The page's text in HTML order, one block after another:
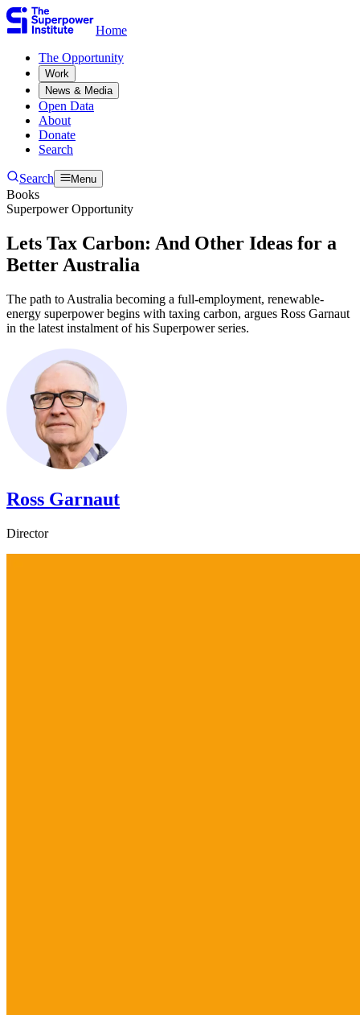
Home
The Opportunity​​​​‌ ‍ ​‍​‍‌‍ ‌ ​‍‌‍‍‌‌‍‌ ‌‍‍‌‌‍ ‍​‍​‍​ ‍‍​‍​‍‌ ​ ‌‍​‌‌‍ ‍‌‍‍‌‌ ‌​‌ ‍‌​‍ ‍‌‍‍‌‌‍ ​‍​‍​‍ ​​‍​‍‌‍‍​‌ ​‍‌‍‌‌‌‍‌‍​‍​‍​ ‍‍​‍​‍‌‍‍​‌ ‌​‌ ‌​‌ ​​​ ‍‍​‍ ​‍ ‌‍ ​‌‍ ‌‍​ ‌‍​‌‌‍ ​‌‍‍​‌‍ ‌ ​ ‌ ‌​​ ‍‍​ ​ ​ ​ ​ ​ ​ ​ ​‍ ‌‍‍‌‌‍ ‍‌ ‌​‌‍‌‌‌‍ ‍‌ ‌​​‍ ‌‍‌‌‌‍‌​‌‍‍‌‌ ‌​​‍ ‌‍ ‌‌‍ ‌‍‌​‌‍‌‌​ ‌‌ ​​‌ ​‍‌‍‌‌‌ ​ ‌‍‌‌‌‍ ‍‌ ‌​‌‍​‌‌ ‌​‌‍‍‌‌‍ ‌‍ ‍​ ‍ ‌‍‍‌‌‍‌​​ ‌​ ​‍​ ‌‍​ ‌‌​ ‌‍​ ​​‌‍‌‌​ ‍​​ ​​​‍ ‌​ ‌ ​ ‌​​ ‌‍​ ‌‌​‍ ‌​ ‌​​ ‍​​ ​ ​ ‍‌​‍ ‌​ ‍​​ ‌‍​ ​‍​ ‍‌​‍ ‌​ ‌‌​ ‌‌​ ‌ ​ ​‍‌‍‌‍​ ‍​​ ​‍​ ‍‌​ ‌‌​ ‍​​ ​​‌‍‌‌​ ‍ ‌ ‌​‌ ‍‌‌ ​​‌‍‌‌​ ‌‌ ​ ‌‍‌‌‌ ‌​‌ ‌​‌‍‍‌‌‍ ‍‌‍‌ ‌ ​ ​ ‍ ‌ ​​‌‍​‌‌ ‌​‌‍‍​​ ‌‌ ​ ‌‍‍‌‌ ‌​‌‍‌‌‌​ ‍‌‍​‌‌ ‌‍‌​‍‌‌ ‌​‌‍‌‌‌‍ ‌‌ ​ ​‍‌‌​ ‌‌‌​​‍‌‌ ‌‍‍ ‌‍‌‌‌ ‍‌​‍‌‌​ ​ ‌​‌​​‍‌‌​ ​ ‌​‌​​‍‌‌​ ​‍​ ​‍‌‍‌‌‌‍​‍‌‍‌‌‌‍​ ‌‍​‍‌‍​‌​ ​​​ ​​​ ​​​ ‌​​ ​​‌‍​ ​‍‌‌​ ​‍​ ​‍​‍‌‌​ ‌‌‌​‌​​‍ ‍‌‍ ​‌‍​‌‌‍​‍‌‍‌‌‌‍ ​​ ‌‍​‍‌‍​‌‌ ​ ‌‍‌‌‌‌‌‌‌ ​‍‌‍ ​​ ‌‌‍‍​‌ ‌​‌ ‌​‌ ​​​‍‌‌​ ​ ‌​​‌​‍‌‌​ ​‍‌​‌‍​‍‌‌​ ​‍‌​‌‍‌‍ ​‌‍ ‌‍​ ‌‍​‌‌‍ ​‌‍‍​‌‍ ‌ ​ ‌ ‌​​‍‌‌​ ​ ‌​​‌​ ​ ​ ​ ​ ​ ​ ​ ​‍‌‍‌‍‍‌‌‍‌​​ ‌​ ​‍​ ‌‍​ ‌‌​ ‌‍​ ​​‌‍‌‌​ ‍​​ ​​​‍ ‌​ ‌ ​ ‌​​ ‌‍​ ‌‌​‍ ‌​ ‌​​ ‍​​ ​ ​ ‍‌​‍ ‌​ ‍​​ ‌‍​ ​‍​ ‍‌​‍ ‌​ ‌‌​ ‌‌​ ‌ ​ ​‍‌‍‌‍​ ‍​​ ​‍​ ‍‌​ ‌‌​ ‍​​ ​​‌‍‌‌​‍‌‍‌ ‌​‌ ‍‌‌ ​​‌‍‌‌​ ‌‌ ​ ‌‍‌‌‌ ‌​‌ ‌​‌‍‍‌‌‍ ‍‌‍‌ ‌ ​ ​‍‌‍‌ ​​‌‍​‌‌ ‌​‌‍‍​​ ‌‌ ​ ‌‍‍‌‌ ‌​‌‍‌‌‌​ ‍‌‍​‌‌ ‌‍‌​‍‌‌ ‌​‌‍‌‌‌‍ ‌‌ ​ ​‍‌‌​ ‌‌‌​​‍‌‌ ‌‍‍ ‌‍‌‌‌ ‍‌​‍‌‌​ ​ ‌​‌​​‍‌‌​ ​ ‌​‌​​‍‌‌​ ​‍​ ​‍‌‍‌‌‌‍​‍‌‍‌‌‌‍​ ‌‍​‍‌‍​‌​ ​​​ ​​​ ​​​ ‌​​ ​​‌‍​ ​‍‌‌​ ​‍​ ​‍​‍‌‌​ ‌‌‌​‌​​‍ ‍‌‍ ​‌‍​‌‌‍​‍‌‍‌‌‌‍ ​​‍‌‍‌ ​​‌‍‌‌‌ ​‍‌ ​ ‌ ​​‌‍‌‌‌‍​ ‌ ‌​‌‍‍‌‌ ‌‍‌‍‌‌​ ‌‌ ​​‌ ‌‌‌‍​‍‌‍ ​‌‍‍‌‌ ​ ‌‍‍​‌‍‌‌‌‍‌​​‍​‍‌ ‌
Work​​​​‌ ‍ ​‍​‍‌‍ ‌ ​‍‌‍‍‌‌‍‌ ‌‍‍‌‌‍ ‍​‍​‍​ ‍‍​‍​‍‌ ​ ‌‍​‌‌‍ ‍‌‍‍‌‌ ‌​‌ ‍‌​‍ ‍‌‍‍‌‌‍ ​‍​‍​‍ ​​‍​‍‌‍‍​‌ ​‍‌‍‌‌‌‍‌‍​‍​‍​ ‍‍​‍​‍‌‍‍​‌ ‌​‌ ‌​‌ ​​​ ‍‍​‍ ​‍ ‌‍ ​‌‍ ‌‍​ ‌‍​‌‌‍ ​‌‍‍​‌‍ ‌ ​ ‌ ‌​​ ‍‍​ ​ ​ ​ ​ ​ ​ ​ ​‍ ‌‍‍‌‌‍ ‍‌ ‌​‌‍‌‌‌‍ ‍‌ ‌​​‍ ‌‍‌‌‌‍‌​‌‍‍‌‌ ‌​​‍ ‌‍ ‌‌‍ ‌‍‌​‌‍‌‌​ ‌‌ ​​‌ ​‍‌‍‌‌‌ ​ ‌‍‌‌‌‍ ‍‌ ‌​‌‍​‌‌ ‌​‌‍‍‌‌‍ ‌‍ ‍​ ‍ ‌‍‍‌‌‍‌​​ ‌​ ​‍​ ‌‍​ ‌‌​ ‌‍​ ​​‌‍‌‌​ ‍​​ ​​​‍ ‌​ ‌ ​ ‌​​ ‌‍​ ‌‌​‍ ‌​ ‌​​ ‍​​ ​ ​ ‍‌​‍ ‌​ ‍​​ ‌‍​ ​‍​ ‍‌​‍ ‌​ ‌‌​ ‌‌​ ‌ ​ ​‍‌‍‌‍​ ‍​​ ​‍​ ‍‌​ ‌‌​ ‍​​ ​​‌‍‌‌​ ‍ ‌ ‌​‌ ‍‌‌ ​​‌‍‌‌​ ‌‌ ​ ‌‍‌‌‌ ‌​‌ ‌​‌‍‍‌‌‍ ‍‌‍‌ ‌ ​ ​ ‍ ‌ ​​‌‍​‌‌ ‌​‌‍‍​​ ‌‌ ​ ‌‍‍‌‌ ‌​‌‍‌‌‌​ ‍‌‍​‌‌ ‌‍‌​‍‌‌ ‌​‌‍‌‌‌‍ ‌‌ ​ ​‍‌‌​ ‌‌‌​​‍‌‌ ‌‍‍ ‌‍‌‌‌ ‍‌​‍‌‌​ ​ ‌​‌​​‍‌‌​ ​ ‌​‌​​‍‌‌​ ​‍​ ​‍​ ‌‌​ ​​‌‍‌‍‌‍​‌‌‍‌​​ ‌‌​ ‌ ‌‍‌‍​ ‌ ‌‍​‌‌‍‌‌​ ​‍​ ‌ ​ ‌​‌‍‌‌​ ‍‌‌‍​ ​ ​​‌‍‌​​ ‍‌​ ​ ​ ‌‌​ ‌‌​ ​‍​ ‌ ​ ‌ ​ ‌‌‌‍‌​‌‍​‌​ ‍‌​ ​​​ ‌ ​‍‌‌​ ​‍​ ​‍​‍‌‌​ ‌‌‌​‌​​‍ ‍‌‍ ​‌‍​‌‌‍​‍‌‍‌‌‌‍ ​​ ‌‍​‍‌‍​‌‌ ​ ‌‍‌‌‌‌‌‌‌ ​‍‌‍ ​​ ‌‌‍‍​‌ ‌​‌ ‌​‌ ​​​‍‌‌​ ​ ‌​​‌​‍‌‌​ ​‍‌​‌‍​‍‌‌​ ​‍‌​‌‍‌‍ ​‌‍ ‌‍​ ‌‍​‌‌‍ ​‌‍‍​‌‍ ‌ ​ ‌ ‌​​‍‌‌​ ​ ‌​​‌​ ​ ​ ​ ​ ​ ​ ​ ​‍‌‍‌‍‍‌‌‍‌​​ ‌​ ​‍​ ‌‍​ ‌‌​ ‌‍​ ​​‌‍‌‌​ ‍​​ ​​​‍ ‌​ ‌ ​ ‌​​ ‌‍​ ‌‌​‍ ‌​ ‌​​ ‍​​ ​ ​ ‍‌​‍ ‌​ ‍​​ ‌‍​ ​‍​ ‍‌​‍ ‌​ ‌‌​ ‌‌​ ‌ ​ ​‍‌‍‌‍​ ‍​​ ​‍​ ‍‌​ ‌‌​ ‍​​ ​​‌‍‌‌​‍‌‍‌ ‌​‌ ‍‌‌ ​​‌‍‌‌​ ‌‌ ​ ‌‍‌‌‌ ‌​‌ ‌​‌‍‍‌‌‍ ‍‌‍‌ ‌ ​ ​‍‌‍‌ ​​‌‍​‌‌ ‌​‌‍‍​​ ‌‌ ​ ‌‍‍‌‌ ‌​‌‍‌‌‌​ ‍‌‍​‌‌ ‌‍‌​‍‌‌ ‌​‌‍‌‌‌‍ ‌‌ ​ ​‍‌‌​ ‌‌‌​​‍‌‌ ‌‍‍ ‌‍‌‌‌ ‍‌​‍‌‌​ ​ ‌​‌​​‍‌‌​ ​ ‌​‌​​‍‌‌​ ​‍​ ​‍​ ‌‌​ ​​‌‍‌‍‌‍​‌‌‍‌​​ ‌‌​ ‌ ‌‍‌‍​ ‌ ‌‍​‌‌‍‌‌​ ​‍​ ‌ ​ ‌​‌‍‌‌​ ‍‌‌‍​ ​ ​​‌‍‌​​ ‍‌​ ​ ​ ‌‌​ ‌‌​ ​‍​ ‌ ​ ‌ ​ ‌‌‌‍‌​‌‍​‌​ ‍‌​ ​​​ ‌ ​‍‌‌​ ​‍​ ​‍​‍‌‌​ ‌‌‌​‌​​‍ ‍‌‍ ​‌‍​‌‌‍​‍‌‍‌‌‌‍ ​​‍‌‍‌ ​​‌‍‌‌‌ ​‍‌ ​ ‌ ​​‌‍‌‌‌‍​ ‌ ‌​‌‍‍‌‌ ‌‍‌‍‌‌​ ‌‌ ​​‌ ‌‌‌‍​‍‌‍ ​‌‍‍‌‌ ​ ‌‍‍​‌‍‌‌‌‍‌​​‍​‍‌ ‌
News & Media​​​​‌ ‍ ​‍​‍‌‍ ‌ ​‍‌‍‍‌‌‍‌ ‌‍‍‌‌‍ ‍​‍​‍​ ‍‍​‍​‍‌ ​ ‌‍​‌‌‍ ‍‌‍‍‌‌ ‌​‌ ‍‌​‍ ‍‌‍‍‌‌‍ ​‍​‍​‍ ​​‍​‍‌‍‍​‌ ​‍‌‍‌‌‌‍‌‍​‍​‍​ ‍‍​‍​‍‌‍‍​‌ ‌​‌ ‌​‌ ​​​ ‍‍​‍ ​‍ ‌‍ ​‌‍ ‌‍​ ‌‍​‌‌‍ ​‌‍‍​‌‍ ‌ ​ ‌ ‌​​ ‍‍​ ​ ​ ​ ​ ​ ​ ​ ​‍ ‌‍‍‌‌‍ ‍‌ ‌​‌‍‌‌‌‍ ‍‌ ‌​​‍ ‌‍‌‌‌‍‌​‌‍‍‌‌ ‌​​‍ ‌‍ ‌‌‍ ‌‍‌​‌‍‌‌​ ‌‌ ​​‌ ​‍‌‍‌‌‌ ​ ‌‍‌‌‌‍ ‍‌ ‌​‌‍​‌‌ ‌​‌‍‍‌‌‍ ‌‍ ‍​ ‍ ‌‍‍‌‌‍‌​​ ‌​ ​‍​ ‌‍​ ‌‌​ ‌‍​ ​​‌‍‌‌​ ‍​​ ​​​‍ ‌​ ‌ ​ ‌​​ ‌‍​ ‌‌​‍ ‌​ ‌​​ ‍​​ ​ ​ ‍‌​‍ ‌​ ‍​​ ‌‍​ ​‍​ ‍‌​‍ ‌​ ‌‌​ ‌‌​ ‌ ​ ​‍‌‍‌‍​ ‍​​ ​‍​ ‍‌​ ‌‌​ ‍​​ ​​‌‍‌‌​ ‍ ‌ ‌​‌ ‍‌‌ ​​‌‍‌‌​ ‌‌ ​ ‌‍‌‌‌ ‌​‌ ‌​‌‍‍‌‌‍ ‍‌‍‌ ‌ ​ ​ ‍ ‌ ​​‌‍​‌‌ ‌​‌‍‍​​ ‌‌ ​ ‌‍‍‌‌ ‌​‌‍‌‌‌​ ‍‌‍​‌‌ ‌‍‌​‍‌‌ ‌​‌‍‌‌‌‍ ‌‌ ​ ​‍‌‌​ ‌‌‌​​‍‌‌ ‌‍‍ ‌‍‌‌‌ ‍‌​‍‌‌​ ​ ‌​‌​​‍‌‌​ ​ ‌​‌​​‍‌‌​ ​‍​ ​‍​ ​​​ ​ ​ ‌‌​ ‍‌​ ‌‍‌‍‌‌‌‍‌​‌‍‌‌​ ‍​​ ​​​ ‌ ​ ‌‌​‍‌‌​ ​‍​ ​‍​‍‌‌​ ‌‌‌​‌​​‍ ‍‌‍ ​‌‍​‌‌‍​‍‌‍‌‌‌‍ ​​ ‌‍​‍‌‍​‌‌ ​ ‌‍‌‌‌‌‌‌‌ ​‍‌‍ ​​ ‌‌‍‍​‌ ‌​‌ ‌​‌ ​​​‍‌‌​ ​ ‌​​‌​‍‌‌​ ​‍‌​‌‍​‍‌‌​ ​‍‌​‌‍‌‍ ​‌‍ ‌‍​ ‌‍​‌‌‍ ​‌‍‍​‌‍ ‌ ​ ‌ ‌​​‍‌‌​ ​ ‌​​‌​ ​ ​ ​ ​ ​ ​ ​ ​‍‌‍‌‍‍‌‌‍‌​​ ‌​ ​‍​ ‌‍​ ‌‌​ ‌‍​ ​​‌‍‌‌​ ‍​​ ​​​‍ ‌​ ‌ ​ ‌​​ ‌‍​ ‌‌​‍ ‌​ ‌​​ ‍​​ ​ ​ ‍‌​‍ ‌​ ‍​​ ‌‍​ ​‍​ ‍‌​‍ ‌​ ‌‌​ ‌‌​ ‌ ​ ​‍‌‍‌‍​ ‍​​ ​‍​ ‍‌​ ‌‌​ ‍​​ ​​‌‍‌‌​‍‌‍‌ ‌​‌ ‍‌‌ ​​‌‍‌‌​ ‌‌ ​ ‌‍‌‌‌ ‌​‌ ‌​‌‍‍‌‌‍ ‍‌‍‌ ‌ ​ ​‍‌‍‌ ​​‌‍​‌‌ ‌​‌‍‍​​ ‌‌ ​ ‌‍‍‌‌ ‌​‌‍‌‌‌​ ‍‌‍​‌‌ ‌‍‌​‍‌‌ ‌​‌‍‌‌‌‍ ‌‌ ​ ​‍‌‌​ ‌‌‌​​‍‌‌ ‌‍‍ ‌‍‌‌‌ ‍‌​‍‌‌​ ​ ‌​‌​​‍‌‌​ ​ ‌​‌​​‍‌‌​ ​‍​ ​‍​ ​​​ ​ ​ ‌‌​ ‍‌​ ‌‍‌‍‌‌‌‍‌​‌‍‌‌​ ‍​​ ​​​ ‌ ​ ‌‌​‍‌‌​ ​‍​ ​‍​‍‌‌​ ‌‌‌​‌​​‍ ‍‌‍ ​‌‍​‌‌‍​‍‌‍‌‌‌‍ ​​‍‌‍‌ ​​‌‍‌‌‌ ​‍‌ ​ ‌ ​​‌‍‌‌‌‍​ ‌ ‌​‌‍‍‌‌ ‌‍‌‍‌‌​ ‌‌ ​​‌ ‌‌‌‍​‍‌‍ ​‌‍‍‌‌ ​ ‌‍‍​‌‍‌‌‌‍‌​​‍​‍‌ ‌
Open Data​​​​‌ ‍ ​‍​‍‌‍ ‌ ​‍‌‍‍‌‌‍‌ ‌‍‍‌‌‍ ‍​‍​‍​ ‍‍​‍​‍‌ ​ ‌‍​‌‌‍ ‍‌‍‍‌‌ ‌​‌ ‍‌​‍ ‍‌‍‍‌‌‍ ​‍​‍​‍ ​​‍​‍‌‍‍​‌ ​‍‌‍‌‌‌‍‌‍​‍​‍​ ‍‍​‍​‍‌‍‍​‌ ‌​‌ ‌​‌ ​​​ ‍‍​‍ ​‍ ‌‍ ​‌‍ ‌‍​ ‌‍​‌‌‍ ​‌‍‍​‌‍ ‌ ​ ‌ ‌​​ ‍‍​ ​ ​ ​ ​ ​ ​ ​ ​‍ ‌‍‍‌‌‍ ‍‌ ‌​‌‍‌‌‌‍ ‍‌ ‌​​‍ ‌‍‌‌‌‍‌​‌‍‍‌‌ ‌​​‍ ‌‍ ‌‌‍ ‌‍‌​‌‍‌‌​ ‌‌ ​​‌ ​‍‌‍‌‌‌ ​ ‌‍‌‌‌‍ ‍‌ ‌​‌‍​‌‌ ‌​‌‍‍‌‌‍ ‌‍ ‍​ ‍ ‌‍‍‌‌‍‌​​ ‌​ ​‍​ ‌‍​ ‌‌​ ‌‍​ ​​‌‍‌‌​ ‍​​ ​​​‍ ‌​ ‌ ​ ‌​​ ‌‍​ ‌‌​‍ ‌​ ‌​​ ‍​​ ​ ​ ‍‌​‍ ‌​ ‍​​ ‌‍​ ​‍​ ‍‌​‍ ‌​ ‌‌​ ‌‌​ ‌ ​ ​‍‌‍‌‍​ ‍​​ ​‍​ ‍‌​ ‌‌​ ‍​​ ​​‌‍‌‌​ ‍ ‌ ‌​‌ ‍‌‌ ​​‌‍‌‌​ ‌‌ ​ ‌‍‌‌‌ ‌​‌ ‌​‌‍‍‌‌‍ ‍‌‍‌ ‌ ​ ​ ‍ ‌ ​​‌‍​‌‌ ‌​‌‍‍​​ ‌‌ ​ ‌‍‍‌‌ ‌​‌‍‌‌‌​ ‍‌‍​‌‌ ‌‍‌​‍‌‌ ‌​‌‍‌‌‌‍ ‌‌ ​ ​‍‌‌​ ‌‌‌​​‍‌‌ ‌‍‍ ‌‍‌‌‌ ‍‌​‍‌‌​ ​ ‌​‌​​‍‌‌​ ​ ‌​‌​​‍‌‌​ ​‍​ ​‍​ ‍​‌‍‌‍‌‍‌​​ ​ ​ ‍​‌‍​‍‌‍‌‌‌‍​ ​ ​‍‌‍​‍​ ‍‌​ ​ ​‍‌‌​ ​‍​ ​‍​‍‌‌​ ‌‌‌​‌​​‍ ‍‌‍ ​‌‍​‌‌‍​‍‌‍‌‌‌‍ ​​ ‌‍​‍‌‍​‌‌ ​ ‌‍‌‌‌‌‌‌‌ ​‍‌‍ ​​ ‌‌‍‍​‌ ‌​‌ ‌​‌ ​​​‍‌‌​ ​ ‌​​‌​‍‌‌​ ​‍‌​‌‍​‍‌‌​ ​‍‌​‌‍‌‍ ​‌‍ ‌‍​ ‌‍​‌‌‍ ​‌‍‍​‌‍ ‌ ​ ‌ ‌​​‍‌‌​ ​ ‌​​‌​ ​ ​ ​ ​ ​ ​ ​ ​‍‌‍‌‍‍‌‌‍‌​​ ‌​ ​‍​ ‌‍​ ‌‌​ ‌‍​ ​​‌‍‌‌​ ‍​​ ​​​‍ ‌​ ‌ ​ ‌​​ ‌‍​ ‌‌​‍ ‌​ ‌​​ ‍​​ ​ ​ ‍‌​‍ ‌​ ‍​​ ‌‍​ ​‍​ ‍‌​‍ ‌​ ‌‌​ ‌‌​ ‌ ​ ​‍‌‍‌‍​ ‍​​ ​‍​ ‍‌​ ‌‌​ ‍​​ ​​‌‍‌‌​‍‌‍‌ ‌​‌ ‍‌‌ ​​‌‍‌‌​ ‌‌ ​ ‌‍‌‌‌ ‌​‌ ‌​‌‍‍‌‌‍ ‍‌‍‌ ‌ ​ ​‍‌‍‌ ​​‌‍​‌‌ ‌​‌‍‍​​ ‌‌ ​ ‌‍‍‌‌ ‌​‌‍‌‌‌​ ‍‌‍​‌‌ ‌‍‌​‍‌‌ ‌​‌‍‌‌‌‍ ‌‌ ​ ​‍‌‌​ ‌‌‌​​‍‌‌ ‌‍‍ ‌‍‌‌‌ ‍‌​‍‌‌​ ​ ‌​‌​​‍‌‌​ ​ ‌​‌​​‍‌‌​ ​‍​ ​‍​ ‍​‌‍‌‍‌‍‌​​ ​ ​ ‍​‌‍​‍‌‍‌‌‌‍​ ​ ​‍‌‍​‍​ ‍‌​ ​ ​‍‌‌​ ​‍​ ​‍​‍‌‌​ ‌‌‌​‌​​‍ ‍‌‍ ​‌‍​‌‌‍​‍‌‍‌‌‌‍ ​​‍‌‍‌ ​​‌‍‌‌‌ ​‍‌ ​ ‌ ​​‌‍‌‌‌‍​ ‌ ‌​‌‍‍‌‌ ‌‍‌‍‌‌​ ‌‌ ​​‌ ‌‌‌‍​‍‌‍ ​‌‍‍‌‌ ​ ‌‍‍​‌‍‌‌‌‍‌​​‍​‍‌ ‌
About​​​​‌ ‍ ​‍​‍‌‍ ‌ ​‍‌‍‍‌‌‍‌ ‌‍‍‌‌‍ ‍​‍​‍​ ‍‍​‍​‍‌ ​ ‌‍​‌‌‍ ‍‌‍‍‌‌ ‌​‌ ‍‌​‍ ‍‌‍‍‌‌‍ ​‍​‍​‍ ​​‍​‍‌‍‍​‌ ​‍‌‍‌‌‌‍‌‍​‍​‍​ ‍‍​‍​‍‌‍‍​‌ ‌​‌ ‌​‌ ​​​ ‍‍​‍ ​‍ ‌‍ ​‌‍ ‌‍​ ‌‍​‌‌‍ ​‌‍‍​‌‍ ‌ ​ ‌ ‌​​ ‍‍​ ​ ​ ​ ​ ​ ​ ​ ​‍ ‌‍‍‌‌‍ ‍‌ ‌​‌‍‌‌‌‍ ‍‌ ‌​​‍ ‌‍‌‌‌‍‌​‌‍‍‌‌ ‌​​‍ ‌‍ ‌‌‍ ‌‍‌​‌‍‌‌​ ‌‌ ​​‌ ​‍‌‍‌‌‌ ​ ‌‍‌‌‌‍ ‍‌ ‌​‌‍​‌‌ ‌​‌‍‍‌‌‍ ‌‍ ‍​ ‍ ‌‍‍‌‌‍‌​​ ‌​ ​‍​ ‌‍​ ‌‌​ ‌‍​ ​​‌‍‌‌​ ‍​​ ​​​‍ ‌​ ‌ ​ ‌​​ ‌‍​ ‌‌​‍ ‌​ ‌​​ ‍​​ ​ ​ ‍‌​‍ ‌​ ‍​​ ‌‍​ ​‍​ ‍‌​‍ ‌​ ‌‌​ ‌‌​ ‌ ​ ​‍‌‍‌‍​ ‍​​ ​‍​ ‍‌​ ‌‌​ ‍​​ ​​‌‍‌‌​ ‍ ‌ ‌​‌ ‍‌‌ ​​‌‍‌‌​ ‌‌ ​ ‌‍‌‌‌ ‌​‌ ‌​‌‍‍‌‌‍ ‍‌‍‌ ‌ ​ ​ ‍ ‌ ​​‌‍​‌‌ ‌​‌‍‍​​ ‌‌ ​ ‌‍‍‌‌ ‌​‌‍‌‌‌​ ‍‌‍​‌‌ ‌‍‌​‍‌‌ ‌​‌‍‌‌‌‍ ‌‌ ​ ​‍‌‌​ ‌‌‌​​‍‌‌ ‌‍‍ ‌‍‌‌‌ ‍‌​‍‌‌​ ​ ‌​‌​​‍‌‌​ ​ ‌​‌​​‍‌‌​ ​‍​ ​‍​ ‌‍​ ​ ‌‍‌‌‌‍​‌‌‍​‍‌‍‌​‌‍‌‌​ ​​​ ‌‍​ ‌ ​ ‌ ​ ‌‌​‍‌‌​ ​‍​ ​‍​‍‌‌​ ‌‌‌​‌​​‍ ‍‌‍ ​‌‍​‌‌‍​‍‌‍‌‌‌‍ ​​ ‌‍​‍‌‍​‌‌ ​ ‌‍‌‌‌‌‌‌‌ ​‍‌‍ ​​ ‌‌‍‍​‌ ‌​‌ ‌​‌ ​​​‍‌‌​ ​ ‌​​‌​‍‌‌​ ​‍‌​‌‍​‍‌‌​ ​‍‌​‌‍‌‍ ​‌‍ ‌‍​ ‌‍​‌‌‍ ​‌‍‍​‌‍ ‌ ​ ‌ ‌​​‍‌‌​ ​ ‌​​‌​ ​ ​ ​ ​ ​ ​ ​ ​‍‌‍‌‍‍‌‌‍‌​​ ‌​ ​‍​ ‌‍​ ‌‌​ ‌‍​ ​​‌‍‌‌​ ‍​​ ​​​‍ ‌​ ‌ ​ ‌​​ ‌‍​ ‌‌​‍ ‌​ ‌​​ ‍​​ ​ ​ ‍‌​‍ ‌​ ‍​​ ‌‍​ ​‍​ ‍‌​‍ ‌​ ‌‌​ ‌‌​ ‌ ​ ​‍‌‍‌‍​ ‍​​ ​‍​ ‍‌​ ‌‌​ ‍​​ ​​‌‍‌‌​‍‌‍‌ ‌​‌ ‍‌‌ ​​‌‍‌‌​ ‌‌ ​ ‌‍‌‌‌ ‌​‌ ‌​‌‍‍‌‌‍ ‍‌‍‌ ‌ ​ ​‍‌‍‌ ​​‌‍​‌‌ ‌​‌‍‍​​ ‌‌ ​ ‌‍‍‌‌ ‌​‌‍‌‌‌​ ‍‌‍​‌‌ ‌‍‌​‍‌‌ ‌​‌‍‌‌‌‍ ‌‌ ​ ​‍‌‌​ ‌‌‌​​‍‌‌ ‌‍‍ ‌‍‌‌‌ ‍‌​‍‌‌​ ​ ‌​‌​​‍‌‌​ ​ ‌​‌​​‍‌‌​ ​‍​ ​‍​ ‌‍​ ​ ‌‍‌‌‌‍​‌‌‍​‍‌‍‌​‌‍‌‌​ ​​​ ‌‍​ ‌ ​ ‌ ​ ‌‌​‍‌‌​ ​‍​ ​‍​‍‌‌​ ‌‌‌​‌​​‍ ‍‌‍ ​‌‍​‌‌‍​‍‌‍‌‌‌‍ ​​‍‌‍‌ ​​‌‍‌‌‌ ​‍‌ ​ ‌ ​​‌‍‌‌‌‍​ ‌ ‌​‌‍‍‌‌ ‌‍‌‍‌‌​ ‌‌ ​​‌ ‌‌‌‍​‍‌‍ ​‌‍‍‌‌ ​ ‌‍‍​‌‍‌‌‌‍‌​​‍​‍‌ ‌
Donate​​​​‌ ‍ ​‍​‍‌‍ ‌ ​‍‌‍‍‌‌‍‌ ‌‍‍‌‌‍ ‍​‍​‍​ ‍‍​‍​‍‌ ​ ‌‍​‌‌‍ ‍‌‍‍‌‌ ‌​‌ ‍‌​‍ ‍‌‍‍‌‌‍ ​‍​‍​‍ ​​‍​‍‌‍‍​‌ ​‍‌‍‌‌‌‍‌‍​‍​‍​ ‍‍​‍​‍‌‍‍​‌ ‌​‌ ‌​‌ ​​​ ‍‍​‍ ​‍ ‌‍ ​‌‍ ‌‍​ ‌‍​‌‌‍ ​‌‍‍​‌‍ ‌ ​ ‌ ‌​​ ‍‍​ ​ ​ ​ ​ ​ ​ ​ ​‍ ‌‍‍‌‌‍ ‍‌ ‌​‌‍‌‌‌‍ ‍‌ ‌​​‍ ‌‍‌‌‌‍‌​‌‍‍‌‌ ‌​​‍ ‌‍ ‌‌‍ ‌‍‌​‌‍‌‌​ ‌‌ ​​‌ ​‍‌‍‌‌‌ ​ ‌‍‌‌‌‍ ‍‌ ‌​‌‍​‌‌ ‌​‌‍‍‌‌‍ ‌‍ ‍​ ‍ ‌‍‍‌‌‍‌​​ ‌​ ​‍​ ‌‍​ ‌‌​ ‌‍​ ​​‌‍‌‌​ ‍​​ ​​​‍ ‌​ ‌ ​ ‌​​ ‌‍​ ‌‌​‍ ‌​ ‌​​ ‍​​ ​ ​ ‍‌​‍ ‌​ ‍​​ ‌‍​ ​‍​ ‍‌​‍ ‌​ ‌‌​ ‌‌​ ‌ ​ ​‍‌‍‌‍​ ‍​​ ​‍​ ‍‌​ ‌‌​ ‍​​ ​​‌‍‌‌​ ‍ ‌ ‌​‌ ‍‌‌ ​​‌‍‌‌​ ‌‌ ​ ‌‍‌‌‌ ‌​‌ ‌​‌‍‍‌‌‍ ‍‌‍‌ ‌ ​ ​ ‍ ‌ ​​‌‍​‌‌ ‌​‌‍‍​​ ‌‌ ​ ‌‍‍‌‌ ‌​‌‍‌‌‌​ ‍‌‍​‌‌ ‌‍‌​‍‌‌ ‌​‌‍‌‌‌‍ ‌‌ ​ ​‍‌‌​ ‌‌‌​​‍‌‌ ‌‍‍ ‌‍‌‌‌ ‍‌​‍‌‌​ ​ ‌​‌​​‍‌‌​ ​ ‌​‌​​‍‌‌​ ​‍​ ​‍​ ‌​​ ‍‌​ ‌‍​ ​ ​ ‍​‌‍​ ​ ‌‌​ ​‍‌‍‌‌​ ​‍​ ‌‌‌‍‌‌​‍‌‌​ ​‍​ ​‍​‍‌‌​ ‌‌‌​‌​​‍ ‍‌‍ ​‌‍​‌‌‍​‍‌‍‌‌‌‍ ​​ ‌‍​‍‌‍​‌‌ ​ ‌‍‌‌‌‌‌‌‌ ​‍‌‍ ​​ ‌‌‍‍​‌ ‌​‌ ‌​‌ ​​​‍‌‌​ ​ ‌​​‌​‍‌‌​ ​‍‌​‌‍​‍‌‌​ ​‍‌​‌‍‌‍ ​‌‍ ‌‍​ ‌‍​‌‌‍ ​‌‍‍​‌‍ ‌ ​ ‌ ‌​​‍‌‌​ ​ ‌​​‌​ ​ ​ ​ ​ ​ ​ ​ ​‍‌‍‌‍‍‌‌‍‌​​ ‌​ ​‍​ ‌‍​ ‌‌​ ‌‍​ ​​‌‍‌‌​ ‍​​ ​​​‍ ‌​ ‌ ​ ‌​​ ‌‍​ ‌‌​‍ ‌​ ‌​​ ‍​​ ​ ​ ‍‌​‍ ‌​ ‍​​ ‌‍​ ​‍​ ‍‌​‍ ‌​ ‌‌​ ‌‌​ ‌ ​ ​‍‌‍‌‍​ ‍​​ ​‍​ ‍‌​ ‌‌​ ‍​​ ​​‌‍‌‌​‍‌‍‌ ‌​‌ ‍‌‌ ​​‌‍‌‌​ ‌‌ ​ ‌‍‌‌‌ ‌​‌ ‌​‌‍‍‌‌‍ ‍‌‍‌ ‌ ​ ​‍‌‍‌ ​​‌‍​‌‌ ‌​‌‍‍​​ ‌‌ ​ ‌‍‍‌‌ ‌​‌‍‌‌‌​ ‍‌‍​‌‌ ‌‍‌​‍‌‌ ‌​‌‍‌‌‌‍ ‌‌ ​ ​‍‌‌​ ‌‌‌​​‍‌‌ ‌‍‍ ‌‍‌‌‌ ‍‌​‍‌‌​ ​ ‌​‌​​‍‌‌​ ​ ‌​‌​​‍‌‌​ ​‍​ ​‍​ ‌​​ ‍‌​ ‌‍​ ​ ​ ‍​‌‍​ ​ ‌‌​ ​‍‌‍‌‌​ ​‍​ ‌‌‌‍‌‌​‍‌‌​ ​‍​ ​‍​‍‌‌​ ‌‌‌​‌​​‍ ‍‌‍ ​‌‍​‌‌‍​‍‌‍‌‌‌‍ ​​‍‌‍‌ ​​‌‍‌‌‌ ​‍‌ ​ ‌ ​​‌‍‌‌‌‍​ ‌ ‌​‌‍‍‌‌ ‌‍‌‍‌‌​ ‌‌ ​​‌ ‌‌‌‍​‍‌‍ ​‌‍‍‌‌ ​ ‌‍‍​‌‍‌‌‌‍‌​​‍​‍‌ ‌
Search
Search Menu
Books
Superpower Opportunity​​​​‌ ‍ ​‍​‍‌‍ ‌ ​‍‌‍‍‌‌‍‌ ‌‍‍‌‌‍ ‍​‍​‍​ ‍‍​‍​‍‌ ​ ‌‍​‌‌‍ ‍‌‍‍‌‌ ‌​‌ ‍‌​‍ ‍‌‍‍‌‌‍ ​‍​‍​‍ ​​‍​‍‌‍‍​‌ ​‍‌‍‌‌‌‍‌‍​‍​‍​ ‍‍​‍​‍‌‍‍​‌ ‌​‌ ‌​‌ ​​​ ‍‍​‍ ​‍ ‌‍ ​‌‍ ‌‍​ ‌‍​‌‌‍ ​‌‍‍​‌‍ ‌ ​ ‌ ‌​​ ‍‍​ ​ ​ ​ ​ ​ ​ ​ ​‍ ‌‍‍‌‌‍ ‍‌ ‌​‌‍‌‌‌‍ ‍‌ ‌​​‍ ‌‍‌‌‌‍‌​‌‍‍‌‌ ‌​​‍ ‌‍ ‌‌‍ ‌‍‌​‌‍‌‌​ ‌‌ ​​‌ ​‍‌‍‌‌‌ ​ ‌‍‌‌‌‍ ‍‌ ‌​‌‍​‌‌ ‌​‌‍‍‌‌‍ ‌‍ ‍​ ‍ ‌‍‍‌‌‍‌​​ ‌‌‍‌‌​ ‌‍‌‍​‌‌‍‌‍​ ‌‍‌‍​‌‌‍‌‌​ ‌​​‍ ‌​ ‍‌​ ‍‌‌‍​‌​ ‌​​‍ ‌​ ‌​‌‍​ ​ ‌‌​ ‌‌​‍ ‌‌‍​‍‌‍​‌​ ‌‌‌‍​‌​‍ ‌‌‍​ ​ ​ ​ ‌ ‌‍​‌‌‍​‌‌‍​ ‌‍‌‍​ ​​​ ‌ ‌‍‌​‌‍​‌‌‍‌‌​ ‍ ‌ ‌​‌ ‍‌‌ ​​‌‍‌‌​ ‌‌ ‌​‌‍‍​‌‍‌‌‌‍ ‌‌‍‌‌​ ‍ ‌ ​​‌‍​‌‌ ‌​‌‍‍​​ ‌‌‍ ‍‌‍​‌‌‍ ‌‌‍‌‌​ ‌‍​‍‌‍​‌‌ ​ ‌‍‌‌‌‌‌‌‌ ​‍‌‍ ​​ ‌‌‍‍​‌ ‌​‌ ‌​‌ ​​​‍‌‌​ ​ ‌​​‌​‍‌‌​ ​‍‌​‌‍​‍‌‌​ ​‍‌​‌‍‌‍ ​‌‍ ‌‍​ ‌‍​‌‌‍ ​‌‍‍​‌‍ ‌ ​ ‌ ‌​​‍‌‌​ ​ ‌​​‌​ ​ ​ ​ ​ ​ ​ ​ ​‍‌‍‌‍‍‌‌‍‌​​ ‌‌‍‌‌​ ‌‍‌‍​‌‌‍‌‍​ ‌‍‌‍​‌‌‍‌‌​ ‌​​‍ ‌​ ‍‌​ ‍‌‌‍​‌​ ‌​​‍ ‌​ ‌​‌‍​ ​ ‌‌​ ‌‌​‍ ‌‌‍​‍‌‍​‌​ ‌‌‌‍​‌​‍ ‌‌‍​ ​ ​ ​ ‌ ‌‍​‌‌‍​‌‌‍​ ‌‍‌‍​ ​​​ ‌ ‌‍‌​‌‍​‌‌‍‌‌​‍‌‍‌ ‌​‌ ‍‌‌ ​​‌‍‌‌​ ‌‌ ‌​‌‍‍​‌‍‌‌‌‍ ‌‌‍‌‌​‍‌‍‌ ​​‌‍​‌‌ ‌​‌‍‍​​ ‌‌‍ ‍‌‍​‌‌‍ ‌‌‍‌‌​‍‌‍‌ ​​‌‍‌‌‌ ​‍‌ ​ ‌ ​​‌‍‌‌‌‍​ ‌ ‌​‌‍‍‌‌ ‌‍‌‍‌‌​ ‌‌ ​​‌ ‌‌‌‍​‍‌‍ ​‌‍‍‌‌ ​ ‌‍‍​‌‍‌‌‌‍‌​​‍​‍‌ ‌
Lets Tax Carbon: And Other Ideas for a
Better Australia​​​​‌ ‍ ​‍​‍‌‍ ‌ ​‍‌‍‍‌‌‍‌ ‌‍‍‌‌‍ ‍​‍​‍​ ‍‍​‍​‍‌ ​ ‌‍​‌‌‍ ‍‌‍‍‌‌ ‌​‌ ‍‌​‍ ‍‌‍‍‌‌‍ ​‍​‍​‍ ​​‍​‍‌‍‍​‌ ​‍‌‍‌‌‌‍‌‍​‍​‍​ ‍‍​‍​‍‌‍‍​‌ ‌​‌ ‌​‌ ​​​ ‍‍​‍ ​‍ ‌‍ ​‌‍ ‌‍​ ‌‍​‌‌‍ ​‌‍‍​‌‍ ‌ ​ ‌ ‌​​ ‍‍​ ​ ​ ​ ​ ​ ​ ​ ​‍ ‌‍‍‌‌‍ ‍‌ ‌​‌‍‌‌‌‍ ‍‌ ‌​​‍ ‌‍‌‌‌‍‌​‌‍‍‌‌ ‌​​‍ ‌‍ ‌‌‍ ‌‍‌​‌‍‌‌​ ‌‌ ​​‌ ​‍‌‍‌‌‌ ​ ‌‍‌‌‌‍ ‍‌ ‌​‌‍​‌‌ ‌​‌‍‍‌‌‍ ‌‍ ‍​ ‍ ‌‍‍‌‌‍‌​​ ‌‌‍‌‍‌‍​ ​ ‍‌​ ‌‍​ ‍​​ ​‌‌‍​‌‌‍‌‌​‍ ‌‌‍​‌​ ​‌‌‍​ ​ ‍​​‍ ‌​ ‌​‌‍​ ‌‍‌‌​ ​ ​‍ ‌​ ‍​​ ‍‌‌‍‌‌​ ​ ​‍ ‌​ ‌‌​ ​‍​ ​‍‌‍‌‍​ ‌‍‌‍​‍​ ​​‌‍‌‌‌‍‌​​ ‌ ​ ​​‌‍​‌​ ‍ ‌ ‌​‌ ‍‌‌ ​​‌‍‌‌​ ‌‌ ‌ ‌‍ ‌ ​‍‌‍‍ ​ ‍ ‌ ​​‌‍​‌‌ ‌​‌‍‍​​ ‌‌ ‌​‌‍‍‌‌ ‌​‌‍ ​‌‍‌‌​ ‌‍​‍‌‍​‌‌ ​ ‌‍‌‌‌‌‌‌‌ ​‍‌‍ ​​ ‌‌‍‍​‌ ‌​‌ ‌​‌ ​​​‍‌‌​ ​ ‌​​‌​‍‌‌​ ​‍‌​‌‍​‍‌‌​ ​‍‌​‌‍‌‍ ​‌‍ ‌‍​ ‌‍​‌‌‍ ​‌‍‍​‌‍ ‌ ​ ‌ ‌​​‍‌‌​ ​ ‌​​‌​ ​ ​ ​ ​ ​ ​ ​ ​‍‌‍‌‍‍‌‌‍‌​​ ‌‌‍‌‍‌‍​ ​ ‍‌​ ‌‍​ ‍​​ ​‌‌‍​‌‌‍‌‌​‍ ‌‌‍​‌​ ​‌‌‍​ ​ ‍​​‍ ‌​ ‌​‌‍​ ‌‍‌‌​ ​ ​‍ ‌​ ‍​​ ‍‌‌‍‌‌​ ​ ​‍ ‌​ ‌‌​ ​‍​ ​‍‌‍‌‍​ ‌‍‌‍​‍​ ​​‌‍‌‌‌‍‌​​ ‌ ​ ​​‌‍​‌​‍‌‍‌ ‌​‌ ‍‌‌ ​​‌‍‌‌​ ‌‌ ‌ ‌‍ ‌ ​‍‌‍‍ ​‍‌‍‌ ​​‌‍​‌‌ ‌​‌‍‍​​ ‌‌ ‌​‌‍‍‌‌ ‌​‌‍ ​‌‍‌‌​‍‌‍‌ ​​‌‍‌‌‌ ​‍‌ ​ ‌ ​​‌‍‌‌‌‍​ ‌ ‌​‌‍‍‌‌ ‌‍‌‍‌‌​ ‌‌ ​​‌ ‌‌‌‍​‍‌‍ ​‌‍‍‌‌ ​ ‌‍‍​‌‍‌‌‌‍‌​​‍​‍‌ ‌
The path to Australia becoming a full-employment, renewable-
energy superpower begins with taxing carbon, argues Ross Garnaut
in the latest instalment of his Superpower series.​​​​‌ ‍ ​‍​‍‌‍ ‌ ​‍‌‍‍‌‌‍‌ ‌‍‍‌‌‍ ‍​‍​‍​ ‍‍​‍​‍‌ ​ ‌‍​‌‌‍ ‍‌‍‍‌‌ ‌​‌ ‍‌​‍ ‍‌‍‍‌‌‍ ​‍​‍​‍ ​​‍​‍‌‍‍​‌ ​‍‌‍‌‌‌‍‌‍​‍​‍​ ‍‍​‍​‍‌‍‍​‌ ‌​‌ ‌​‌ ​​​ ‍‍​‍ ​‍ ‌‍ ​‌‍ ‌‍​ ‌‍​‌‌‍ ​‌‍‍​‌‍ ‌ ​ ‌ ‌​​ ‍‍​ ​ ​ ​ ​ ​ ​ ​ ​‍ ‌‍‍‌‌‍ ‍‌ ‌​‌‍‌‌‌‍ ‍‌ ‌​​‍ ‌‍‌‌‌‍‌​‌‍‍‌‌ ‌​​‍ ‌‍ ‌‌‍ ‌‍‌​‌‍‌‌​ ‌‌ ​​‌ ​‍‌‍‌‌‌ ​ ‌‍‌‌‌‍ ‍‌ ‌​‌‍​‌‌ ‌​‌‍‍‌‌‍ ‌‍ ‍​ ‍ ‌‍‍‌‌‍‌​​ ‌‌‍‌‍‌‍​ ​ ‍‌​ ‌‍​ ‍​​ ​‌‌‍​‌‌‍‌‌​‍ ‌‌‍​‌​ ​‌‌‍​ ​ ‍​​‍ ‌​ ‌​‌‍​ ‌‍‌‌​ ​ ​‍ ‌​ ‍​​ ‍‌‌‍‌‌​ ​ ​‍ ‌​ ‌‌​ ​‍​ ​‍‌‍‌‍​ ‌‍‌‍​‍​ ​​‌‍‌‌‌‍‌​​ ‌ ​ ​​‌‍​‌​ ‍ ‌ ‌​‌ ‍‌‌ ​​‌‍‌‌​ ‌‌ ‌ ‌‍ ‌ ​‍‌‍‍ ​ ‍ ‌ ​​‌‍​‌‌ ‌​‌‍‍​​ ‌‌‍‌​‌‍‌‌‌ ​ ‌‍​ ‌ ​‍‌‍‍‌‌ ​​‌ ‌​‌‍‍‌‌‍ ‌‍ ‍​‍‌‌​ ‌‌‌​​‍‌‌ ‌‍‍ ‌‍‌‌‌ ‍‌​‍‌‌​ ​ ‌​‌​​‍‌‌​ ​ ‌​‌​​‍‌‌​ ​‍​ ​‍‌‍​‍​ ​ ‌‍‌​​ ‌​​ ‍‌​ ‍‌​ ‌​​ ​‌‌‍​‌‌‍‌‍​ ‌​‌‍​ ​‍‌‌​ ​‍​ ​‍​‍‌‌​ ‌‌‌​‌​​‍ ‍‌‍​ ‌‍‍​‌‍‍‌‌‍ ​‌‍‌​‌ ​‍‌‍‌‌‌‍ ‍​‍‌‌​ ‌‌‌​​‍‌‌ ‌‍‍ ‌‍‌‌‌ ‍‌​‍‌‌​ ​ ‌​‌​​‍‌‌​ ​ ‌​‌​​‍‌‌​ ​‍​ ​‍‌‍‌‌‌‍‌​‌‍‌‍​ ​‍​ ‌‌​ ‍‌​ ‌‌‌‍​‍​ ​​​ ​​​ ​ ​ ‌‍​ ​​​‍‌‌​ ​‍​ ​‍​‍‌‌​ ‌‌‌​‌​​‍ ‍‌ ‌​‌‍‌‌‌ ‍​‌ ‌​​ ‌‍​‍‌‍​‌‌ ​ ‌‍‌‌‌‌‌‌‌ ​‍‌‍ ​​ ‌‌‍‍​‌ ‌​‌ ‌​‌ ​​​‍‌‌​ ​ ‌​​‌​‍‌‌​ ​‍‌​‌‍​‍‌‌​ ​‍‌​‌‍‌‍ ​‌‍ ‌‍​ ‌‍​‌‌‍ ​‌‍‍​‌‍ ‌ ​ ‌ ‌​​‍‌‌​ ​ ‌​​‌​ ​ ​ ​ ​ ​ ​ ​ ​‍‌‍‌‍‍‌‌‍‌​​ ‌‌‍‌‍‌‍​ ​ ‍‌​ ‌‍​ ‍​​ ​‌‌‍​‌‌‍‌‌​‍ ‌‌‍​‌​ ​‌‌‍​ ​ ‍​​‍ ‌​ ‌​‌‍​ ‌‍‌‌​ ​ ​‍ ‌​ ‍​​ ‍‌‌‍‌‌​ ​ ​‍ ‌​ ‌‌​ ​‍​ ​‍‌‍‌‍​ ‌‍‌‍​‍​ ​​‌‍‌‌‌‍‌​​ ‌ ​ ​​‌‍​‌​‍‌‍‌ ‌​‌ ‍‌‌ ​​‌‍‌‌​ ‌‌ ‌ ‌‍ ‌ ​‍‌‍‍ ​‍‌‍‌ ​​‌‍​‌‌ ‌​‌‍‍​​ ‌‌‍‌​‌‍‌‌‌ ​ ‌‍​ ‌ ​‍‌‍‍‌‌ ​​‌ ‌​‌‍‍‌‌‍ ‌‍ ‍​‍‌‌​ ‌‌‌​​‍‌‌ ‌‍‍ ‌‍‌‌‌ ‍‌​‍‌‌​ ​ ‌​‌​​‍‌‌​ ​ ‌​‌​​‍‌‌​ ​‍​ ​‍‌‍​‍​ ​ ‌‍‌​​ ‌​​ ‍‌​ ‍‌​ ‌​​ ​‌‌‍​‌‌‍‌‍​ ‌​‌‍​ ​‍‌‌​ ​‍​ ​‍​‍‌‌​ ‌‌‌​‌​​‍ ‍‌‍​ ‌‍‍​‌‍‍‌‌‍ ​‌‍‌​‌ ​‍‌‍‌‌‌‍ ‍​‍‌‌​ ‌‌‌​​‍‌‌ ‌‍‍ ‌‍‌‌‌ ‍‌​‍‌‌​ ​ ‌​‌​​‍‌‌​ ​ ‌​‌​​‍‌‌​ ​‍​ ​‍‌‍‌‌‌‍‌​‌‍‌‍​ ​‍​ ‌‌​ ‍‌​ ‌‌‌‍​‍​ ​​​ ​​​ ​ ​ ‌‍​ ​​​‍‌‌​ ​‍​ ​‍​‍‌‌​ ‌‌‌​‌​​‍ ‍‌ ‌​‌‍‌‌‌ ‍​‌ ‌​​‍‌‍‌ ​​‌‍‌‌‌ ​‍‌ ​ ‌ ​​‌‍‌‌‌‍​ ‌ ‌​‌‍‍‌‌ ‌‍‌‍‌‌​ ‌‌ ​​‌ ‌‌‌‍​‍‌‍ ​‌‍‍‌‌ ​ ‌‍‍​‌‍‌‌‌‍‌​​‍​‍‌ ‌
Ross Garnaut​​​​‌ ‍ ​‍​‍‌‍ ‌ ​‍‌‍‍‌‌‍‌ ‌‍‍‌‌‍ ‍​‍​‍​ ‍‍​‍​‍‌ ​ ‌‍​‌‌‍ ‍‌‍‍‌‌ ‌​‌ ‍‌​‍ ‍‌‍‍‌‌‍ ​‍​‍​‍ ​​‍​‍‌‍‍​‌ ​‍‌‍‌‌‌‍‌‍​‍​‍​ ‍‍​‍​‍‌‍‍​‌ ‌​‌ ‌​‌ ​​​ ‍‍​‍ ​‍ ‌‍ ​‌‍ ‌‍​ ‌‍​‌‌‍ ​‌‍‍​‌‍ ‌ ​ ‌ ‌​​ ‍‍​ ​ ​ ​ ​ ​ ​ ​ ​‍ ‌‍‍‌‌‍ ‍‌ ‌​‌‍‌‌‌‍ ‍‌ ‌​​‍ ‌‍‌‌‌‍‌​‌‍‍‌‌ ‌​​‍ ‌‍ ‌‌‍ ‌‍‌​‌‍‌‌​ ‌‌ ​​‌ ​‍‌‍‌‌‌ ​ ‌‍‌‌‌‍ ‍‌ ‌​‌‍​‌‌ ‌​‌‍‍‌‌‍ ‌‍ ‍​ ‍ ‌‍‍‌‌‍‌​​ ‌‌‍​‌​ ​ ‌‍‌‌‌‍​‌‌‍‌‍‌‍​‍​ ‌‌​ ​ ​‍ ‌‌‍​‌​ ‌‌​ ‌​​ ​‍​‍ ‌​ ‌​​ ​‌‌‍​‌​ ‌​​‍ ‌​ ‍​‌‍‌‍‌‍‌​‌‍‌‍​‍ ‌​ ​‍​ ​ ​ ‍​‌‍​ ‌‍​ ​ ‌‍​ ‍‌‌‍​‌​ ​ ‌‍‌​​ ​‍‌‍‌‌​ ‍ ‌ ‌​‌ ‍‌‌ ​​‌‍‌‌​ ‌‌‍​‌‌ ‌‌‌ ‌​‌‍‍​‌‍ ‌ ​‍​ ‍ ‌ ​​‌‍​‌‌ ‌​‌‍‍​​ ‌‌‍ ‍‌‍​‌‌‍ ‌‌‍‌‌​ ‌‍​‍‌‍​‌‌ ​ ‌‍‌‌‌‌‌‌‌ ​‍‌‍ ​​ ‌‌‍‍​‌ ‌​‌ ‌​‌ ​​​‍‌‌​ ​ ‌​​‌​‍‌‌​ ​‍‌​‌‍​‍‌‌​ ​‍‌​‌‍‌‍ ​‌‍ ‌‍​ ‌‍​‌‌‍ ​‌‍‍​‌‍ ‌ ​ ‌ ‌​​‍‌‌​ ​ ‌​​‌​ ​ ​ ​ ​ ​ ​ ​ ​‍‌‍‌‍‍‌‌‍‌​​ ‌‌‍​‌​ ​ ‌‍‌‌‌‍​‌‌‍‌‍‌‍​‍​ ‌‌​ ​ ​‍ ‌‌‍​‌​ ‌‌​ ‌​​ ​‍​‍ ‌​ ‌​​ ​‌‌‍​‌​ ‌​​‍ ‌​ ‍​‌‍‌‍‌‍‌​‌‍‌‍​‍ ‌​ ​‍​ ​ ​ ‍​‌‍​ ‌‍​ ​ ‌‍​ ‍‌‌‍​‌​ ​ ‌‍‌​​ ​‍‌‍‌‌​‍‌‍‌ ‌​‌ ‍‌‌ ​​‌‍‌‌​ ‌‌‍​‌‌ ‌‌‌ ‌​‌‍‍​‌‍ ‌ ​‍​‍‌‍‌ ​​‌‍​‌‌ ‌​‌‍‍​​ ‌‌‍ ‍‌‍​‌‌‍ ‌‌‍‌‌​‍‌‍‌ ​​‌‍‌‌‌ ​‍‌ ​ ‌ ​​‌‍‌‌‌‍​ ‌ ‌​‌‍‍‌‌ ‌‍‌‍‌‌​ ‌‌ ​​‌ ‌‌‌‍​‍‌‍ ​‌‍‍‌‌ ​ ‌‍‍​‌‍‌‌‌‍‌​​‍​‍‌ ‌
Director​​​​‌ ‍ ​‍​‍‌‍ ‌ ​‍‌‍‍‌‌‍‌ ‌‍‍‌‌‍ ‍​‍​‍​ ‍‍​‍​‍‌ ​ ‌‍​‌‌‍ ‍‌‍‍‌‌ ‌​‌ ‍‌​‍ ‍‌‍‍‌‌‍ ​‍​‍​‍ ​​‍​‍‌‍‍​‌ ​‍‌‍‌‌‌‍‌‍​‍​‍​ ‍‍​‍​‍‌‍‍​‌ ‌​‌ ‌​‌ ​​​ ‍‍​‍ ​‍ ‌‍ ​‌‍ ‌‍​ ‌‍​‌‌‍ ​‌‍‍​‌‍ ‌ ​ ‌ ‌​​ ‍‍​ ​ ​ ​ ​ ​ ​ ​ ​‍ ‌‍‍‌‌‍ ‍‌ ‌​‌‍‌‌‌‍ ‍‌ ‌​​‍ ‌‍‌‌‌‍‌​‌‍‍‌‌ ‌​​‍ ‌‍ ‌‌‍ ‌‍‌​‌‍‌‌​ ‌‌ ​​‌ ​‍‌‍‌‌‌ ​ ‌‍‌‌‌‍ ‍‌ ‌​‌‍​‌‌ ‌​‌‍‍‌‌‍ ‌‍ ‍​ ‍ ‌‍‍‌‌‍‌​​ ‌‌‍​‌​ ​ ‌‍‌‌‌‍​‌‌‍‌‍‌‍​‍​ ‌‌​ ​ ​‍ ‌‌‍​‌​ ‌‌​ ‌​​ ​‍​‍ ‌​ ‌​​ ​‌‌‍​‌​ ‌​​‍ ‌​ ‍​‌‍‌‍‌‍‌​‌‍‌‍​‍ ‌​ ​‍​ ​ ​ ‍​‌‍​ ‌‍​ ​ ‌‍​ ‍‌‌‍​‌​ ​ ‌‍‌​​ ​‍‌‍‌‌​ ‍ ‌ ‌​‌ ‍‌‌ ​​‌‍‌‌​ ‌‌‍​‌‌ ‌‌‌ ‌​‌‍‍​‌‍ ‌ ​‍​ ‍ ‌ ​​‌‍​‌‌ ‌​‌‍‍​​ ‌‌ ‌​‌‍‍‌‌ ‌​‌‍ ​‌‍‌‌​ ‌‍​‍‌‍​‌‌ ​ ‌‍‌‌‌‌‌‌‌ ​‍‌‍ ​​ ‌‌‍‍​‌ ‌​‌ ‌​‌ ​​​‍‌‌​ ​ ‌​​‌​‍‌‌​ ​‍‌​‌‍​‍‌‌​ ​‍‌​‌‍‌‍ ​‌‍ ‌‍​ ‌‍​‌‌‍ ​‌‍‍​‌‍ ‌ ​ ‌ ‌​​‍‌‌​ ​ ‌​​‌​ ​ ​ ​ ​ ​ ​ ​ ​‍‌‍‌‍‍‌‌‍‌​​ ‌‌‍​‌​ ​ ‌‍‌‌‌‍​‌‌‍‌‍‌‍​‍​ ‌‌​ ​ ​‍ ‌‌‍​‌​ ‌‌​ ‌​​ ​‍​‍ ‌​ ‌​​ ​‌‌‍​‌​ ‌​​‍ ‌​ ‍​‌‍‌‍‌‍‌​‌‍‌‍​‍ ‌​ ​‍​ ​ ​ ‍​‌‍​ ‌‍​ ​ ‌‍​ ‍‌‌‍​‌​ ​ ‌‍‌​​ ​‍‌‍‌‌​‍‌‍‌ ‌​‌ ‍‌‌ ​​‌‍‌‌​ ‌‌‍​‌‌ ‌‌‌ ‌​‌‍‍​‌‍ ‌ ​‍​‍‌‍‌ ​​‌‍​‌‌ ‌​‌‍‍​​ ‌‌ ‌​‌‍‍‌‌ ‌​‌‍ ​‌‍‌‌​‍‌‍‌ ​​‌‍‌‌‌ ​‍‌ ​ ‌ ​​‌‍‌‌‌‍​ ‌ ‌​‌‍‍‌‌ ‌‍‌‍‌‌​ ‌‌ ​​‌ ‌‌‌‍​‍‌‍ ​‌‍‍‌‌ ​ ‌‍‍​‌‍‌‌‌‍‌​​‍​‍‌ ‌